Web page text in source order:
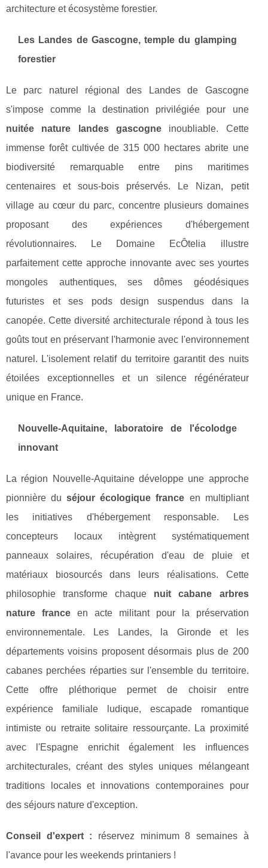
architecture et écosystème forestier.
Les Landes de Gascogne, temple du glamping
forestier
Le parc naturel régional des Landes de Gascogne
s'impose comme la destination privilégiée pour une
nuitée nature landes gascogneinoubliable. Cette
immense forêt cultivée de 315 000 hectares abrite une
biodiversité remarquable entre pins maritimes
centenaires et sous-bois préservés. Le Nizan, petit
village au cœur du parc, concentre plusieurs domaines
proposant des expériences d'hébergement
révolutionnaires. Le Domaine EcÔtelia illustre
parfaitement cette approche innovante avec ses yourtes
mongoles authentiques, ses dômes géodésiques
futuristes et ses pods design suspendus dans la
canopée. Cette diversité architecturale répond à tous les
goûts tout en préservant l'harmonie avec l'environnement
naturel. L'isolement relatif du territoire garantit des nuits
étoilées exceptionnelles et un silence régénérateur
unique en France.
Nouvelle-Aquitaine, laboratoire de l'écolodge
innovant
La région Nouvelle-Aquitaine développe une approche
pionnière duséjour écologique france en multipliant
les initiatives d'hébergement responsable. Les
concepteurs locaux intègrent systématiquement
panneaux solaires, récupération d'eau de pluie et
matériaux biosourcés dans leurs réalisations. Cette
philosophie transforme chaque nuit cabane arbres
nature franceen acte militant pour la préservation
environnementale. Les Landes, la Gironde et les
départements voisins proposent désormais plus de 200
cabanes perchées réparties sur l'ensemble du territoire.
Cette offre pléthorique permet de choisir entre
expérience familiale ludique, escapade romantique
intimiste ou retraite solitaire ressourçante. La proximité
avec l'Espagne enrichit également les influences
architecturales, créant des styles uniques mélangeant
traditions locales et innovations contemporaines pour
des séjours nature d'exception.
Conseil d'expert : réservez minimum 8 semaines à
l'avance pour les weekends printaniers !